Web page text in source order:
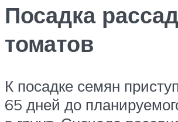
Посадка
томатов
К посадке семян
65 дней до